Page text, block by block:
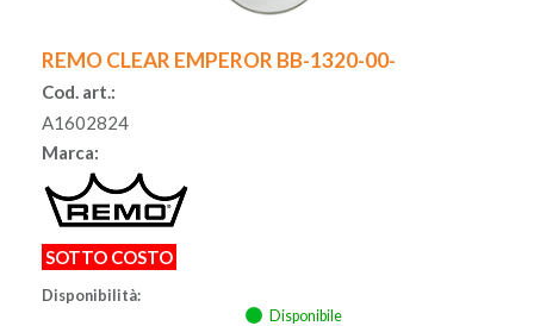
REMO CLEAR EMPEROR BB-1320-00-
Cod. art.:
A1602824
Marca:
SOTTO COSTO
Disponibilità:
Disponibile